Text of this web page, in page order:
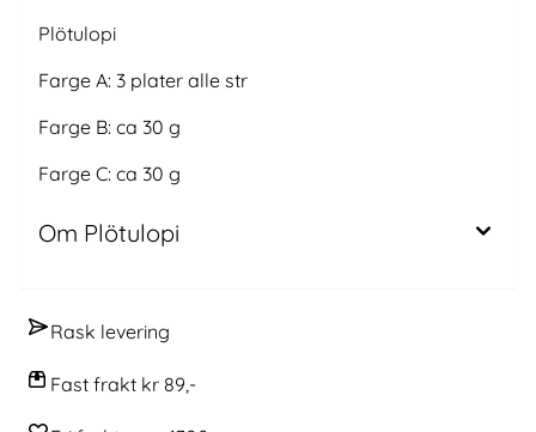
Plötulopi
Farge A: 3 plater alle str
Farge B: ca 30 g
Farge C: ca 30 g
Om Plötulopi
Rask levering
Fast frakt kr 89,-